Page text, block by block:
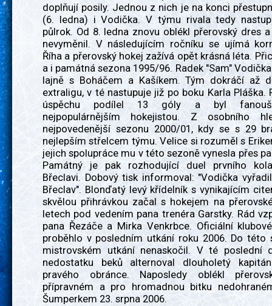
doplňují posily. Jednou z nich je na konci
(6. ledna) i Vodička. V týmu rivala tedy
půlrok. Od 8. ledna znovu oblékl přerovský dres
nevyměnil. V následujícím ročníku se ujímá
Říha a přerovský hokej zažívá opět krásná léta.
a i památná sezona 1995/96. Radek "Sam"
lajně s Boháčem a Kašíkem. Tým dokráčí až
extraligu, v té nastupuje již po boku Karla Pláška.
úspěchu podílel 13 góly a byl
nejpopulárnějším hokejistou. Z osobního
nejpovedenější sezonu 2000/01, kdy se s 29
nejlepším střelcem týmu. Velice si rozuměl s
jejich spolupráce mu v této sezoně vynesla přes
Památný je pak rozhodující duel prvního
Břeclavi. Dobový tisk informoval: "Vodička
Břeclav". Blonďatý levý křídelník s vynikajícím
skvělou přihrávkou začal s hokejem na
letech pod vedením pana trenéra Garstky. Rád
pana Řezáče a Mirka Venkrbce. Oficiální
proběhlo v posledním utkání roku 2006. Do této
mistrovském utkání nenaskočil. V té poslední
nedostatku beků alternoval dlouholetý
pravého obránce. Naposledy oblékl
přípravném a pro hromadnou bitku
Šumperkem 23. srpna 2006.